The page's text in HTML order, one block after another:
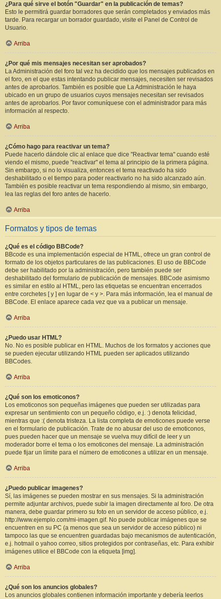
¿Para qué sirve el botón "Guardar" en la publicación de temas?
Esto le permitirá guardar borradores que serán completados y enviados más
tarde. Para recargar un borrador guardado, visite el Panel de Control de
Usuario.
Arriba
¿Por qué mis mensajes necesitan ser aprobados?
La Administración del foro tal vez ha decidido que los mensajes publicados en
el foro, en el que estas intentando publicar mensajes, necesiten ser revisados
antes de aprobarlos. También es posible que La Administración le haya
ubicado en un grupo de usuarios cuyos mensajes necesitan ser revisados
antes de aprobarlos. Por favor comuníquese con el administrador para más
información al respecto.
Arriba
¿Cómo hago para reactivar un tema?
Puede hacerlo dándole clic al enlace que dice "Reactivar tema" cuando esté
viendo el mismo, puede "reactivar" el tema al principio de la primera página.
Sin embargo, si no lo visualiza, entonces el tema reactivado ha sido
deshabilitado o el tiempo para poder reactivarlo no ha sido alcanzado aún.
También es posible reactivar un tema respondiendo al mismo, sin embargo,
lea las reglas del foro antes de hacerlo.
Arriba
Formatos y tipos de temas
¿Qué es el código BBCode?
BBcode es una implementación especial de HTML, ofrece un gran control de
formato de los objetos particulares de las publicaciones. El uso de BBCode
debe ser habilitado por la administración, pero también puede ser
deshabilitado del formulario de publicación de mensajes. BBCode asimismo
es similar en estilo al HTML, pero las etiquetas se encuentran encerrados
entre corchetes [ y ] en lugar de < y >. Para más información, lea el manual de
BBCode. El enlace aparece cada vez que va a publicar un mensaje.
Arriba
¿Puedo usar HTML?
No. No es posible publicar en HTML. Muchos de los formatos y acciones que
se pueden ejecutar utilizando HTML pueden ser aplicados utilizando
BBCodes.
Arriba
¿Qué son los emoticonos?
Los emoticonos son pequeñas imágenes que pueden ser utilizadas para
expresar un sentimiento con un pequeño código, e.j. :) denota felicidad,
mientras que :( denota tristeza. La lista completa de emoticones puede verse
en el formulario de publicación. Trate de no abusar del uso de emoticonos,
pues pueden hacer que un mensaje se vuelva muy difícil de leer y un
moderador borre el tema o los emoticones del mensaje. La administración
puede fijar un límite para el número de emoticones a utilizar en un mensaje.
Arriba
¿Puedo publicar imagenes?
Sí, las imágenes se pueden mostrar en sus mensajes. Si la administración
permite adjuntar archivos, puede subir la imagen directamente al foro. De otra
manera, debe guardar primero su foto en un servidor de acceso público, e.j.
http://www.ejemplo.com/mi-imagen.gif. No puede publicar imágenes que se
encuentren en su PC (a menos que sea un servidor de acceso público) ni
tampoco las que se encuentren guardadas bajo mecanismos de autenticación,
e.j. hotmail o yahoo correo, sitios protegidos por contraseñas, etc. Para exhibir
imágenes utilice el BBCode con la etiqueta [img].
Arriba
¿Qué son los anuncios globales?
Los anuncios globales contienen información importante y debería leerlos